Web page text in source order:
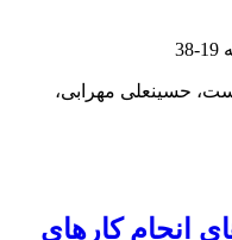
19-38
حسینعلی مهرابی،
انجام کارهای